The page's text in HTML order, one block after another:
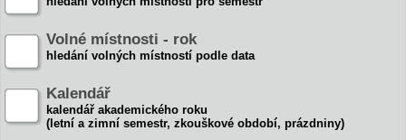
Volné místnosti - rok
hledání volných místností podle data
Kalendář
kalendář akademického roku
(letní a zimní semestr, zkouškové období, prázdniny)